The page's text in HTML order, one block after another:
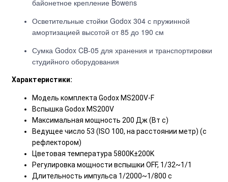
байонетное крепление Bowens
Осветительные стойки Godox 304 с пружинной
амортизацией высотой от 85 до 190 см
Сумка Godox CB-05 для хранения и транспортировки
студийного оборудования
Характеристики:
Модель комплекта Godox MS200V-F
Вспышка Godox MS200V
Максимальная мощность 200 Дж (Вт с)
Ведущее число 53 (ISO 100, на расстоянии метр) (с
рефлектором)
Цветовая температура 5800K±200K
Регулировка мощности вспышки OFF, 1/32~1/1
Длительность импульса 1/2000~1/800 с